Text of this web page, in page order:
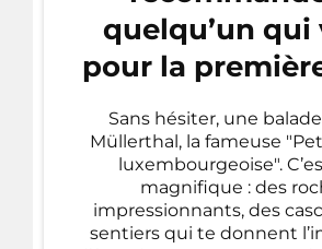
quelqu’un qui
pour la
Sans hésiter, une
Müllerthal, la fameuse
luxembourgeoise".
magnifique : des
impressionnants, des
sentiers qui te donnent